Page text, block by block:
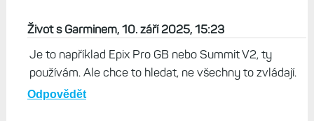
Diky za tip! Aten usporny AOD jde nastavit i
ostatních ciferniku od tohoto vyvojare?
Odpovědět